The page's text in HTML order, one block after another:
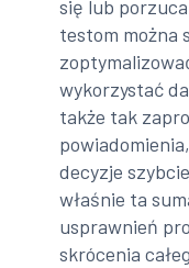
się lub
testom można
wykorzystać
także tak
decyzje
właśnie ta
usprawnień
skrócenia